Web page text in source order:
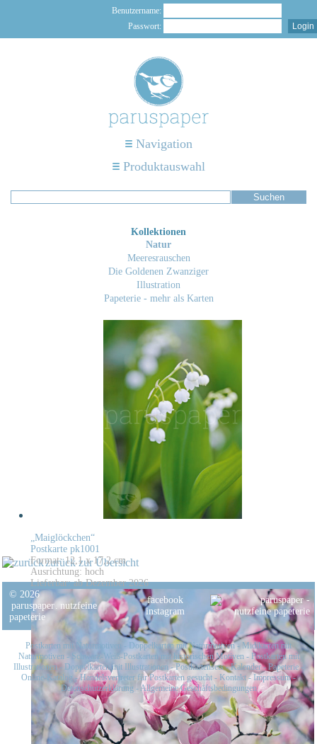
Benutzername:
Passwort:
Navigation
Produktauswahl
Kollektionen
Natur
Meeresrauschen
Die Goldenen Zwanziger
Illustration
Papeterie - mehr als Karten
„Maiglöckchen“
Postkarte pk1001
Format: 12,1 x 17,2 cm
Ausrichtung: hoch
Lieferbar: ab Dezember 2026
zurück zur Übersicht
© 2026
paruspaper. nutzfeine
papeterie
facebook
instagram
Postkarten mit Naturmotiven - Doppelkarten mit Naturmotiven- Midikarten mit
Naturmotiven - Schwarz-Weiß-Postkarten mit historischen Motiven- Postkarten mit
Illustrationen - Doppelkarten mit Illustrationen-Postkartensets-Kalender-Papeterie -
Online-Katalog-Handelsvertreter für Postkarten gesucht - Kontakt-Impressum-
Datenschutzerklärung - Allgemeine Geschäftsbedingungen